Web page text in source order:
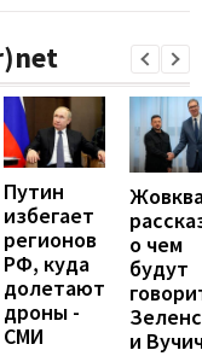
Путин
избегает
регионов
РФ, куда
долетают
дроны -
СМИ
о чем
будут
и